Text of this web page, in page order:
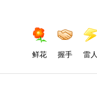
鲜花 握手 雷